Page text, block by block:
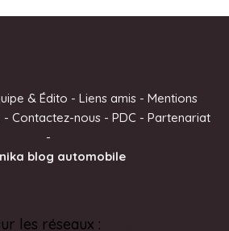
& Édito - Liens amis - Mentions
- Contactez-nous- PDC - Partenariat
-
blog automobile
les réseaux :